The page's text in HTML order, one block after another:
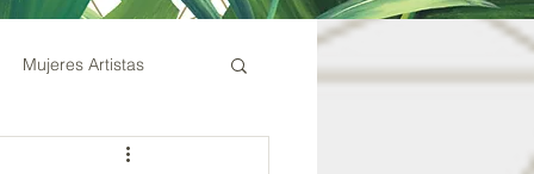
Mujeres Artistas